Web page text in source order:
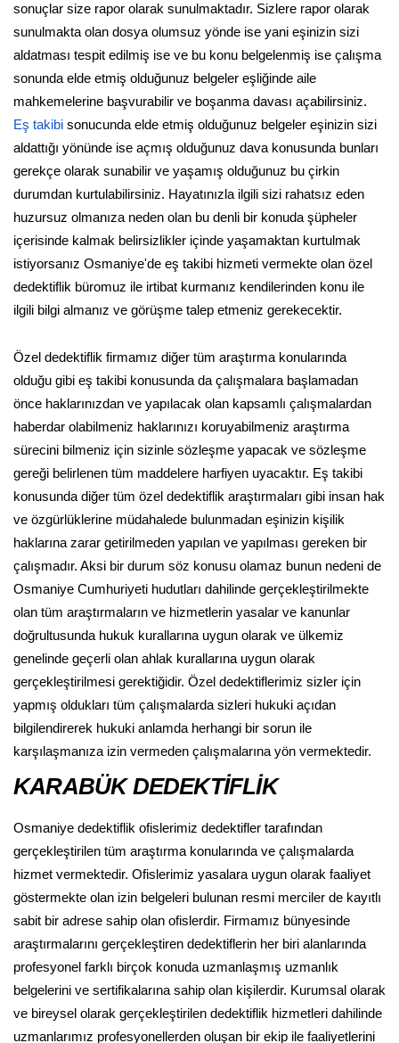
sonuçlar size rapor olarak sunulmaktadır. Sizlere rapor olarak
sunulmakta olan dosya olumsuz yönde ise yani eşinizin sizi
aldatması tespit edilmiş ise ve bu konu belgelenmiş ise çalışma
sonunda elde etmiş olduğunuz belgeler eşliğinde aile
mahkemelerine başvurabilir ve boşanma davası açabilirsiniz.
Eş takibi sonucunda elde etmiş olduğunuz belgeler eşinizin sizi
aldattığı yönünde ise açmış olduğunuz dava konusunda bunları
gerekçe olarak sunabilir ve yaşamış olduğunuz bu çirkin
durumdan kurtulabilirsiniz. Hayatınızla ilgili sizi rahatsız eden
huzursuz olmanıza neden olan bu denli bir konuda şüpheler
içerisinde kalmak belirsizlikler içinde yaşamaktan kurtulmak
istiyorsanız Osmaniye'de eş takibi hizmeti vermekte olan özel
dedektiflik büromuz ile irtibat kurmanız kendilerinden konu ile
ilgili bilgi almanız ve görüşme talep etmeniz gerekecektir.
Özel dedektiflik firmamız diğer tüm araştırma konularında
olduğu gibi eş takibi konusunda da çalışmalara başlamadan
önce haklarınızdan ve yapılacak olan kapsamlı çalışmalardan
haberdar olabilmeniz haklarınızı koruyabilmeniz araştırma
sürecini bilmeniz için sizinle sözleşme yapacak ve sözleşme
gereği belirlenen tüm maddelere harfiyen uyacaktır. Eş takibi
konusunda diğer tüm özel dedektiflik araştırmaları gibi insan hak
ve özgürlüklerine müdahalede bulunmadan eşinizin kişilik
haklarına zarar getirilmeden yapılan ve yapılması gereken bir
çalışmadır. Aksi bir durum söz konusu olamaz bunun nedeni de
Osmaniye Cumhuriyeti hudutları dahilinde gerçekleştirilmekte
olan tüm araştırmaların ve hizmetlerin yasalar ve kanunlar
doğrultusunda hukuk kurallarına uygun olarak ve ülkemiz
genelinde geçerli olan ahlak kurallarına uygun olarak
gerçekleştirilmesi gerektiğidir. Özel dedektiflerimiz sizler için
yapmış oldukları tüm çalışmalarda sizleri hukuki açıdan
bilgilendirerek hukuki anlamda herhangi bir sorun ile
karşılaşmanıza izin vermeden çalışmalarına yön vermektedir.
KARABÜK DEDEKTİFLİK
Osmaniye dedektiflik ofislerimiz dedektifler tarafından
gerçekleştirilen tüm araştırma konularında ve çalışmalarda
hizmet vermektedir. Ofislerimiz yasalara uygun olarak faaliyet
göstermekte olan izin belgeleri bulunan resmi merciler de kayıtlı
sabit bir adrese sahip olan ofislerdir. Firmamız bünyesinde
araştırmalarını gerçekleştiren dedektiflerin her biri alanlarında
profesyonel farklı birçok konuda uzmanlaşmış uzmanlık
belgelerini ve sertifikalarına sahip olan kişilerdir. Kurumsal olarak
ve bireysel olarak gerçekleştirilen dedektiflik hizmetleri dahilinde
uzmanlarımız profesyonellerden oluşan bir ekip ile faaliyetlerini